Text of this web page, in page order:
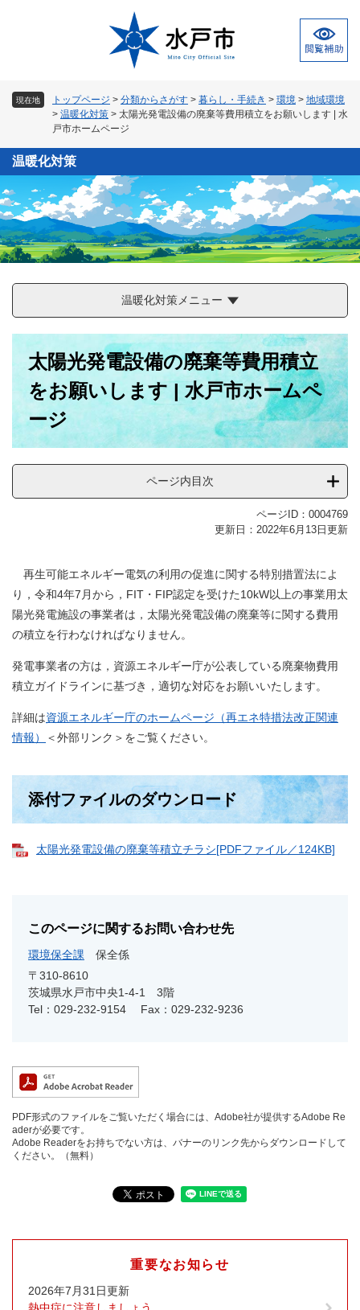
文
へ
現在地 トップページ > 分類からさがす > 暮らし・手続き > 環境 > 地域環境
> 温暖化対策 > 太陽光発電設備の廃棄等費用積立をお願いします | 水
戸市ホームページ
温暖化対策
温暖化対策メニュー
太陽光発電設備の廃棄等費用積立
をお願いします | 水戸市ホームペ
ージ
ページ内目次
ページID：0004769
更新日：2022年6月13日更新
再生可能エネルギー電気の利用の促進に関する特別措置法によ
り，令和4年7月から，FIT・FIP認定を受けた10kW以上の事業用太
陽光発電施設の事業者は，太陽光発電設備の廃棄等に関する費用
の積立を行わなければなりません。
発電事業者の方は，資源エネルギー庁が公表している廃棄物費用
積立ガイドラインに基づき，適切な対応をお願いいたします。
詳細は資源エネルギー庁のホームページ（再エネ特措法改正関連
情報）
＜外部リンク＞ をご覧ください。
添付ファイルのダウンロード
太陽光発電設備の廃棄等積立チラシ[PDFファイル／124KB]
このページに関するお問い合わせ先
環境保全課
保全係
〒310-8610
茨城県水戸市中央1-4-1 3階
Tel：029-232-9154
Fax：029-232-9236
PDF形式のファイルをご覧いただく場合には、Adobe社が提供するAdobe Re
aderが必要です。
Adobe Readerをお持ちでない方は、バナーのリンク先からダウンロードして
ください。（無料）
重要なお知らせ
2026年7月31日更新